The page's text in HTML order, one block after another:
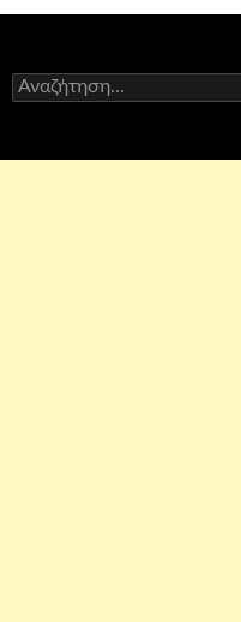
Αναζήτηση
για: